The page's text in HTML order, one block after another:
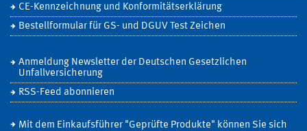
CE-Kennzeichnung und Konformitätserklärung
Bestellformular für GS- und DGUV Test Zeichen
Anmeldung Newsletter der Deutschen Gesetzlichen
Unfallversicherung
RSS-Feed abonnieren
Mit dem Einkaufsführer "Geprüfte Produkte" können Sie sich